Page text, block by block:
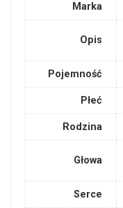
Marka
Opis
Pojemność
Płeć
Rodzina
Głowa
Serce